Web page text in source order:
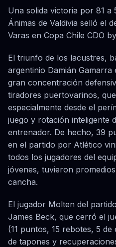
Una solida victoria por 81
Ánimas de Valdivia selló el
Varas en Copa Chile CDO
El triunfo de los lacustres,
argentinio Damián
gran concentración
tiradores puertovarinos,
especialmente desde el
juego y rotación inteligente
entrenador. De hecho, 39
en el partido por Atlético
todos los jugadores del
jóvenes, tuvieron
cancha.
El jugador Molten del
James Beck, que cerró el
(11 puntos, 15 rebotes, 5
de tapones y